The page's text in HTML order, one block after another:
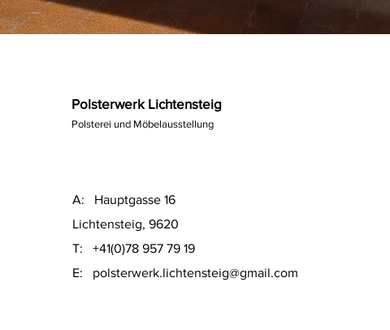
Schnellansicht
Polsterwerk Lichtensteig
Polsterei und Möbelausstellung
A: Hauptgasse 16
Lichtensteig, 9620
T: +41(0)78 957 79 19
​E: polsterwerk.lichtensteig@gmail.com